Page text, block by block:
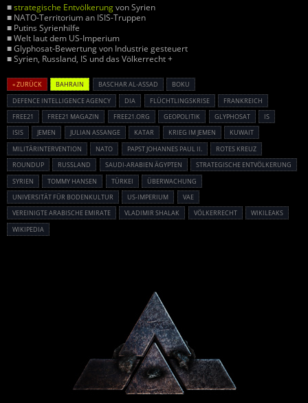
■strategische Entvölkerungvon Syrien
■ NATO-Territorium an ISIS-Truppen
■ Putins Syrienhilfe
■ Welt laut dem US-Imperium
■ Glyphosat-Bewertung von Industrie gesteuert
■ Syrien, Russland, IS und das Völkerrecht +
« ZURÜCK BAHRAIN BASCHAR AL-ASSAD
BOKU
DEFENCE INTELLIGENCE AGENCY
DIA FLÜCHTLINGSKRISE
FRANKREICH
FREE21
FREE21 MAGAZIN FREE21.ORG GEOPOLITIK GLYPHOSAT
IS
ISIS
JEMEN JULIAN ASSANGE KATAR KRIEG IM JEMEN
KUWAIT
MILITÄRINTERVENTION
NATO PAPST JOHANNES PAUL II.
ROTES KREUZ
ROUNDUP
RUSSLAND SAUDI-ARABIEN ÄGYPTEN
STRATEGISCHE ENTVÖLKERUNG
SYRIEN
TOMMY HANSEN TÜRKEI
ÜBERWACHUNG
UNIVERSITÄT FÜR BODENKULTUR
US-IMPERIUM
VAE
VEREINIGTE ARABISCHE EMIRATE
VLADIMIR SHALAK VÖLKERRECHT
WIKILEAKS
WIKIPEDIA
Powered By :